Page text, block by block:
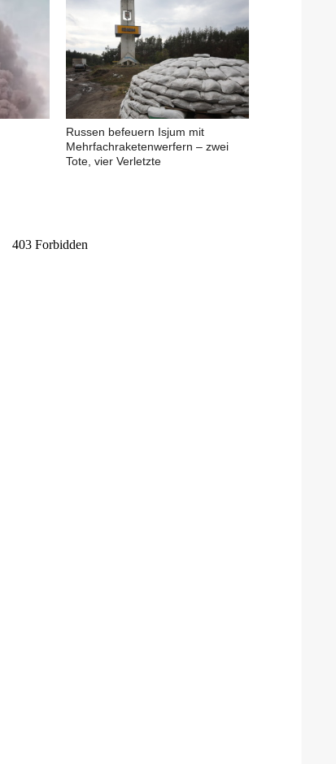
Russen befeuern Isjum mit
Mehrfachraketenwerfern – zwei
Tote, vier Verletzte